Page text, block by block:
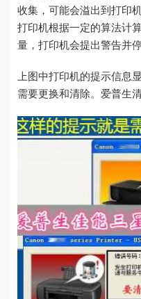
收集，可能会溢出到打印
打印机根据一定的算法计
量，打印机会提出警告并停
上图中打印机的提示信息
需要更换和清除。爱普生